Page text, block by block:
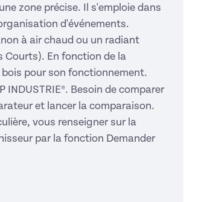
zone précise. Il s'emploie dans
d'événements.
à air chaud ou un radiant
Courts). En fonction de la
bois pour son fonctionnement.
Besoin de comparer
et lancer la comparaison.
vous renseigner sur la
par la fonction Demander